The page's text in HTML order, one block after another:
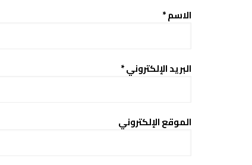
الاسم*
البريد الإلكتروني*
الموقع الإلكتروني